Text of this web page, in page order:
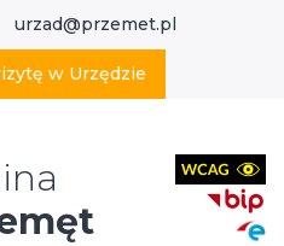
urzad@przemet.pl
w Urzędzie